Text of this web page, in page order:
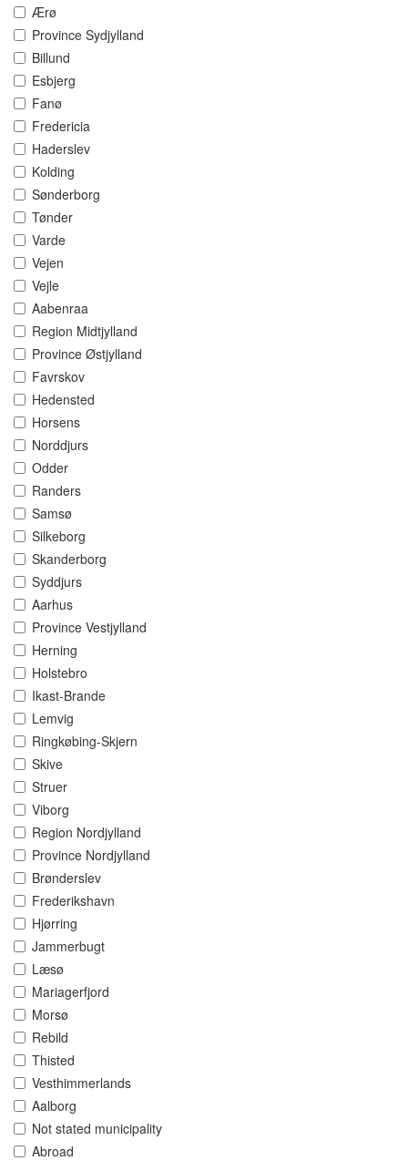
Ærø
Province Sydjylland
Billund
Esbjerg
Fanø
Fredericia
Haderslev
Kolding
Sønderborg
Tønder
Varde
Vejen
Vejle
Aabenraa
Region Midtjylland
Province Østjylland
Favrskov
Hedensted
Horsens
Norddjurs
Odder
Randers
Samsø
Silkeborg
Skanderborg
Syddjurs
Aarhus
Province Vestjylland
Herning
Holstebro
Ikast-Brande
Lemvig
Ringkøbing-Skjern
Skive
Struer
Viborg
Region Nordjylland
Province Nordjylland
Brønderslev
Frederikshavn
Hjørring
Jammerbugt
Læsø
Mariagerfjord
Morsø
Rebild
Thisted
Vesthimmerlands
Aalborg
Not stated municipality
Abroad